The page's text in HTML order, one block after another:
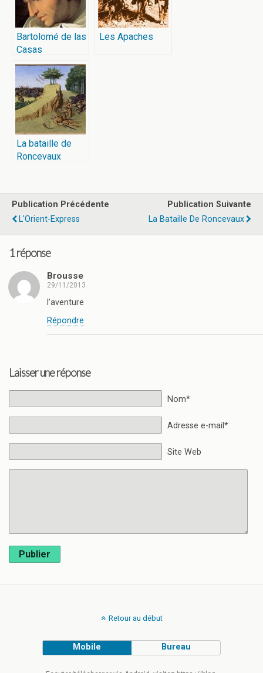
Bartolomé de las
Casas
Les Apaches
La bataille de
Roncevaux
Publication Précédente
L'Orient-Express
Publication Suivante
La Bataille De Roncevaux
1 réponse
Brousse
29/11/2013
l’aventure
Répondre
Laisser une réponse
Nom*
Adresse e-mail*
Site Web
Publier
Retour au début
Mobile Bureau